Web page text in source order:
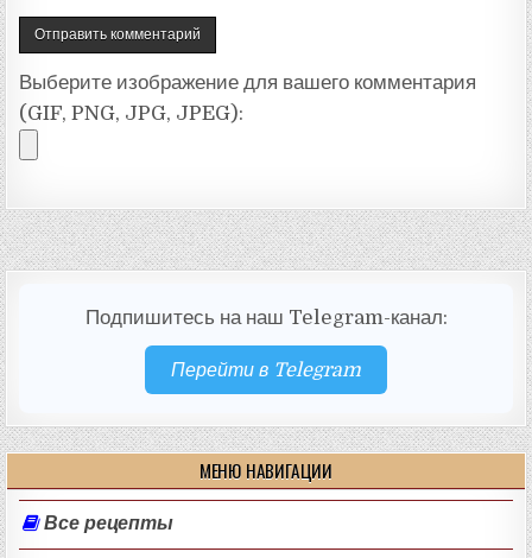
Выберите изображение для вашего комментария
(GIF, PNG, JPG, JPEG):
Подпишитесь на наш Telegram-канал:
Перейти в Telegram
МЕНЮ НАВИГАЦИИ
Все рецепты